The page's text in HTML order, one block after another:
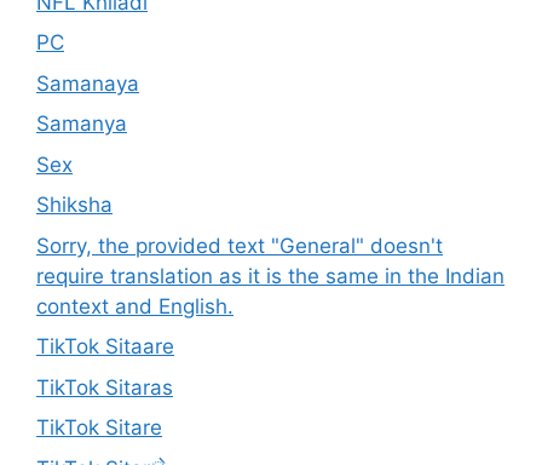
PC
Samanaya
Samanya
Sex
Shiksha
Sorry, the provided text "General" doesn't
require translation as it is the same in the Indian
context and English.
TikTok Sitaare
TikTok Sitaras
TikTok Sitare